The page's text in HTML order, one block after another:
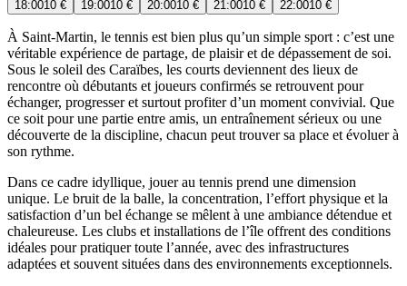
18:0010 € 19:0010 € 20:0010 € 21:0010 € 22:0010 €
À Saint-Martin, le tennis est bien plus qu’un simple sport : c’est une
véritable expérience de partage, de plaisir et de dépassement de soi.
Sous le soleil des Caraïbes, les courts deviennent des lieux de
rencontre où débutants et joueurs confirmés se retrouvent pour
échanger, progresser et surtout profiter d’un moment convivial. Que
ce soit pour une partie entre amis, un entraînement sérieux ou une
découverte de la discipline, chacun peut trouver sa place et évoluer à
son rythme.
Dans ce cadre idyllique, jouer au tennis prend une dimension
unique. Le bruit de la balle, la concentration, l’effort physique et la
satisfaction d’un bel échange se mêlent à une ambiance détendue et
chaleureuse. Les clubs et installations de l’île offrent des conditions
idéales pour pratiquer toute l’année, avec des infrastructures
adaptées et souvent situées dans des environnements exceptionnels.